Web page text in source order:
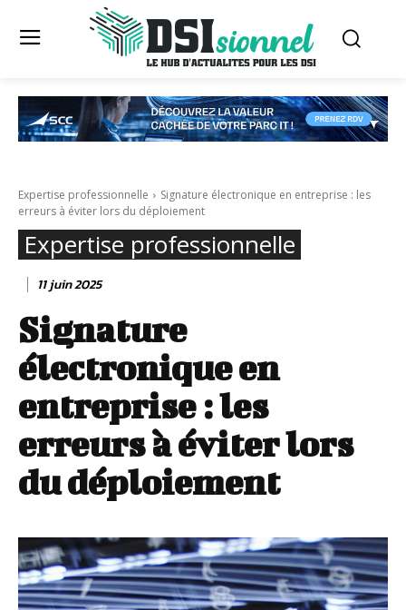
Expertise professionnelle
Signature électronique en entreprise : les
erreurs à éviter lors du déploiement
Expertise professionnelle
11 juin 2025
Signature
électronique en
entreprise : les
erreurs à éviter lors
du déploiement